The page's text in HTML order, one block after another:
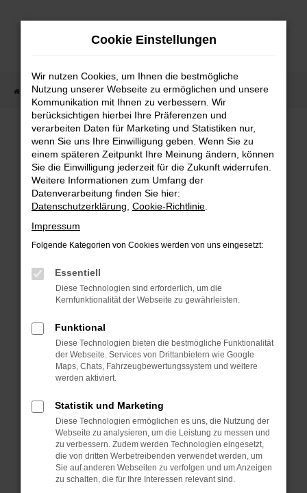
Zum
Startseite Fahrzeugangebote Fahrzeugmarkt
Fahrzeugmarkt
Fehler: Network Error
Beim Laden ist ein Fehler aufgetreten.
Hier sind ein paar Tipps, die dir helfen können:
Überprüfe deine Firewall und deine
Internetverbindung.
deine Suchmaschine?
Prüfe deine Browsererweiterungen.
Manche Erweiterungen, wie Werbeblocker,
können das Laden bestimmter Seiten
anderen Browser oder in einem privaten
Fenster?
Starte dein Gerät neu.
Das kann manchmal helfen,
vorübergehende Probleme zu beheben.
Cookie Einstellungen
Wir nutzen Cookies, um Ihnen die bestmögliche
Nutzung unserer Webseite zu ermöglichen und unsere
Kommunikation mit Ihnen zu verbessern. Wir
berücksichtigen hierbei Ihre Präferenzen und
verarbeiten Daten für Marketing und Statistiken nur,
wenn Sie uns Ihre Einwilligung geben. Wenn Sie zu
einem späteren Zeitpunkt Ihre Meinung ändern, können
Sie die Einwilligung jederzeit für die Zukunft widerrufen.
Weitere Informationen zum Umfang der
Datenverarbeitung finden Sie hier:
Datenschutzerklärung Cookie-Richtlinie
Impressum
Folgende Kategorien von Cookies werden von uns eingesetzt:
Essentiell
Diese Technologien sind erforderlich, um die
Kernfunktionalität der Webseite zu gewährleisten.
Funktional
Diese Technologien bieten die bestmögliche Funktionalität
der Webseite. Services von Drittanbietern wie Google
Maps, Chats, Fahrzeugbewertungssystem und weitere
werden aktiviert.
Statistik und Marketing
Diese Technologien ermöglichen es uns, die Nutzung der
Webseite zu analysieren, um die Leistung zu messen und
zu verbessern. Zudem werden Technologien eingesetzt,
die von dritten Werbetreibenden verwendet werden, um
Sie auf anderen Webseiten zu verfolgen und um Anzeigen
zu schalten, die für Ihre Interessen relevant sind.